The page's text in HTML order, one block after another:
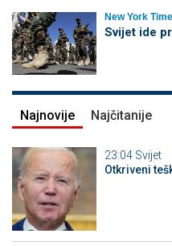
New York
Svijet ide
Najnovije Najčitanije
23:04 Svijet
Otkriveni